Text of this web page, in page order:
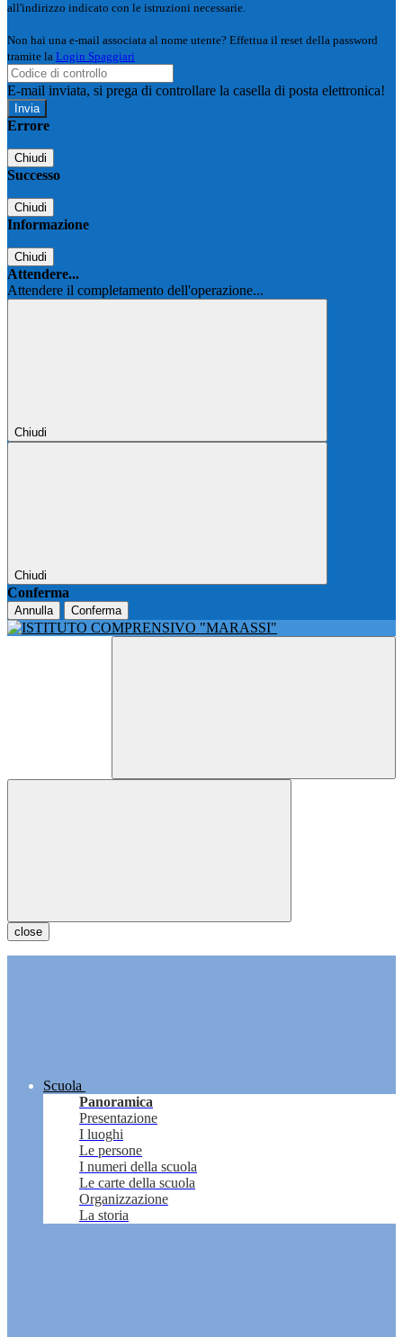
all'indirizzo indicato con le istruzioni necessarie.
Non hai una e-mail associata al nome utente? Effettua il reset della password
tramite la Login Spaggiari
E-mail inviata, si prega di controllare la casella di posta elettronica!
Errore
Chiudi
Successo
Chiudi
Informazione
Chiudi
Attendere...
Attendere il completamento dell'operazione...
Chiudi
Chiudi
Conferma
Annulla Conferma
close
Scuola
Panoramica
Presentazione
I luoghi
Le persone
I numeri della scuola
Le carte della scuola
Organizzazione
La storia